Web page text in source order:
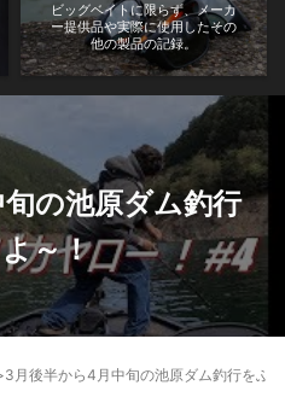
ビッグベイトに限らず、メーカ
ー提供品や実際に使用したその
他の製品の記録。
の池原ダム釣行
～！
3月後半から4月中旬の池原ダム釣行をふ